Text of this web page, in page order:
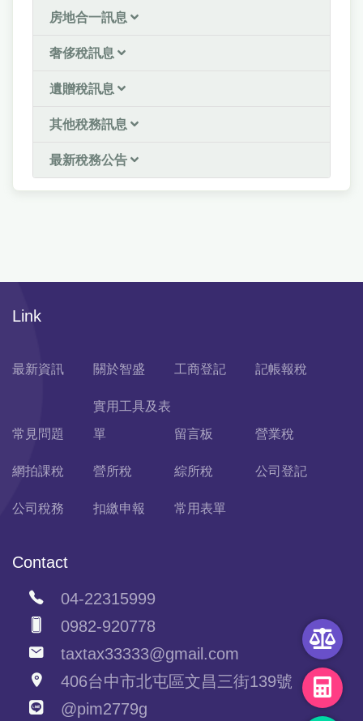
房地合一訊息
奢侈稅訊息
遺贈稅訊息
其他稅務訊息
最新稅務公告
Link
最新資訊 關於智盛 工商登記 記帳報稅
常見問題
實用工具及表
單
留言板 營業稅
網拍課稅 營所稅 綜所稅 公司登記
公司稅務 扣繳申報 常用表單
Contact
04-22315999
0982-920778
taxtax33333@gmail.com
406台中市北屯區文昌三街139號
@pim2779g